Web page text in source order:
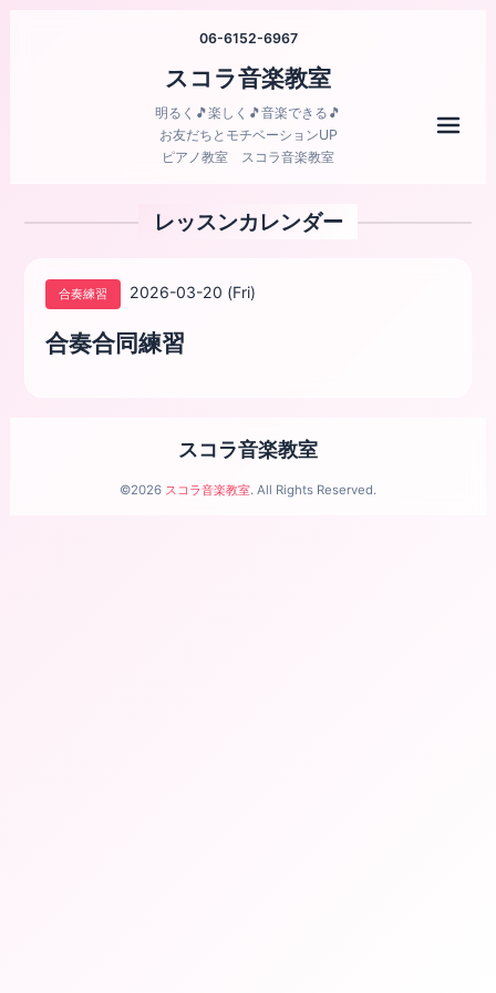
06-6152-6967
スコラ音楽教室
明るく🎵楽しく🎵音楽できる🎵
お友だちとモチベーションUP
ピアノ教室 スコラ音楽教室
レッスンカレンダー
合奏練習 2026-03-20 (Fri)
合奏合同練習
スコラ音楽教室
©2026 スコラ音楽教室. All Rights Reserved.